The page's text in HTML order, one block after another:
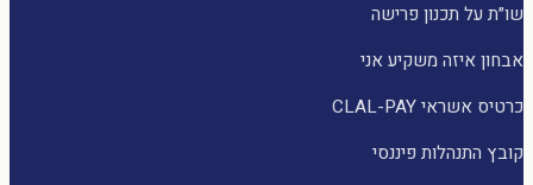
שו״ת על תכנון פרישה
אבחון איזה משקיע אני
כרטיס אשראי CLAL-PAY
קובץ התנהלות פיננסי